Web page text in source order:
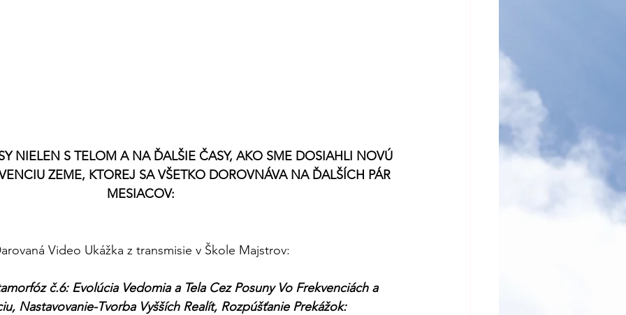
NIELEN S TELOM A NA ĎALŠIE ČASY, AKO SME DOSIAHLI NOVÚ
ZEME, KTOREJ SA VŠETKO DOROVNÁVA NA ĎALŠÍCH PÁR
MESIACOV:
Video Ukážka z transmisie v Škole Majstrov:
č.6: Evolúcia Vedomia a Tela Cez Posuny Vo Frekvenciách a
Nastavovanie-Tvorba Vyšších Realít, Rozpúšťanie Prekážok: